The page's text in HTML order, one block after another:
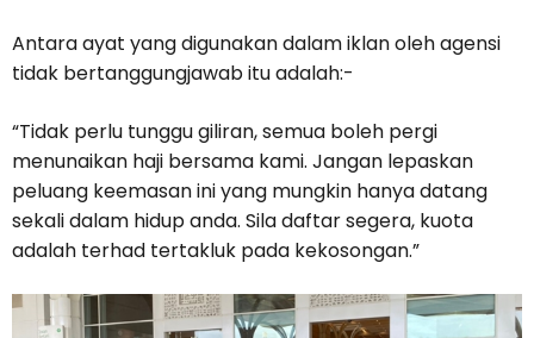
Antara ayat yang digunakan dalam iklan oleh agensi
tidak bertanggungjawab itu adalah:-
“Tidak perlu tunggu giliran, semua boleh pergi
menunaikan haji bersama kami. Jangan lepaskan
peluang keemasan ini yang mungkin hanya datang
sekali dalam hidup anda. Sila daftar segera, kuota
adalah terhad tertakluk pada kekosongan.”